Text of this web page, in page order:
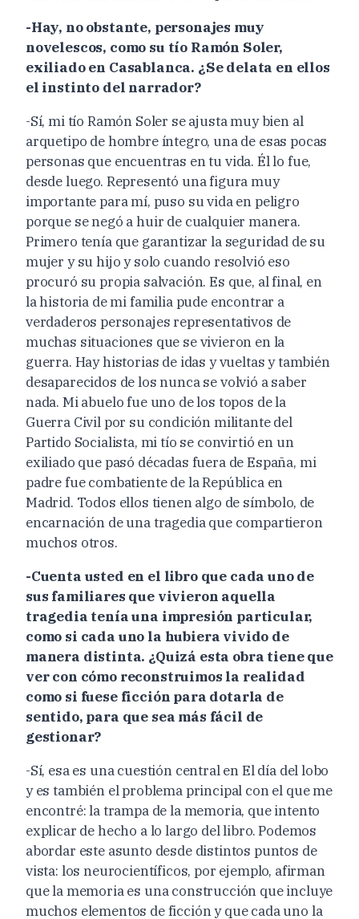
-Hay, no obstante, personajes muy
novelescos, como su tío Ramón Soler,
exiliado en Casablanca. ¿Se delata en ellos
el instinto del narrador?
-Sí, mi tío Ramón Soler se ajusta muy bien al
arquetipo de hombre íntegro, una de esas pocas
personas que encuentras en tu vida. Él lo fue,
desde luego. Representó una figura muy
importante para mí, puso su vida en peligro
porque se negó a huir de cualquier manera.
Primero tenía que garantizar la seguridad de su
mujer y su hijo y solo cuando resolvió eso
procuró su propia salvación. Es que, al final, en
la historia de mi familia pude encontrar a
verdaderos personajes representativos de
muchas situaciones que se vivieron en la
guerra. Hay historias de idas y vueltas y también
desaparecidos de los nunca se volvió a saber
nada. Mi abuelo fue uno de los topos de la
Guerra Civil por su condición militante del
Partido Socialista, mi tío se convirtió en un
exiliado que pasó décadas fuera de España, mi
padre fue combatiente de la República en
Madrid. Todos ellos tienen algo de símbolo, de
encarnación de una tragedia que compartieron
muchos otros.
-Cuenta usted en el libro que cada uno de
sus familiares que vivieron aquella
tragedia tenía una impresión particular,
como si cada uno la hubiera vivido de
manera distinta. ¿Quizá esta obra tiene que
ver con cómo reconstruimos la realidad
como si fuese ficción para dotarla de
sentido, para que sea más fácil de
gestionar?
-Sí, esa es una cuestión central en El día del lobo
y es también el problema principal con el que me
encontré: la trampa de la memoria, que intento
explicar de hecho a lo largo del libro. Podemos
abordar este asunto desde distintos puntos de
vista: los neurocientíficos, por ejemplo, afirman
que la memoria es una construcción que incluye
muchos elementos de ficción y que cada uno la